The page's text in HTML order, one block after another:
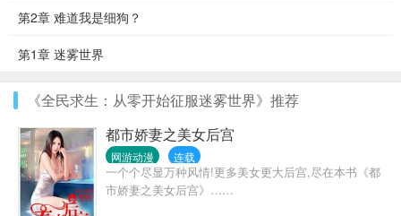
第2章 难道我是细狗？
第1章 迷雾世界
《全民求生：从零开始征服迷雾世界》推荐
都市娇妻之美女后宫
网游动漫 连载
一个个尽显万种风情!更多美女更大后宫,尽在本书《都
市娇妻之美女后宫》……